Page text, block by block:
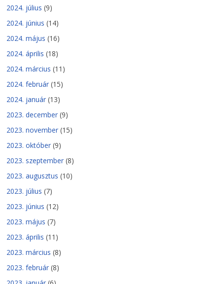
2024. július (9)
2024. június (14)
2024. május (16)
2024. április (18)
2024. március (11)
2024. február (15)
2024. január (13)
2023. december (9)
2023. november (15)
2023. október (9)
2023. szeptember (8)
2023. augusztus (10)
2023. július (7)
2023. június (12)
2023. május (7)
2023. április (11)
2023. március (8)
2023. február (8)